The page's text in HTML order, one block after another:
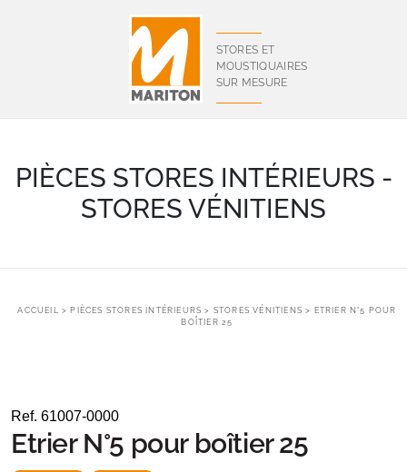
STORES ET
MOUSTIQUAIRES
SUR MESURE
PIÈCES STORES INTÉRIEURS -
STORES VÉNITIENS
ACCUEIL > PIÈCES STORES INTÉRIEURS > STORES VÉNITIENS > ETRIER N°5 POUR
BOÎTIER 25
Ref. 61007-0000
Etrier N°5 pour boîtier 25